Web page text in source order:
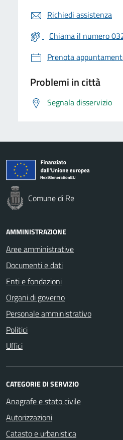
Richiedi assistenza
Chiama il numero
Prenota
Problemi in città
Segnala disservizio
Comune di Re
AMMINISTRAZIONE
Aree amministrative
Documenti e dati
Enti e fondazioni
Organi di governo
Personale amministrativo
Politici
Uffici
CATEGORIE DI SERVIZIO
Anagrafe e stato civile
Autorizzazioni
Catasto e urbanistica